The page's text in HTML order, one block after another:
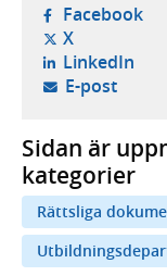
Facebook-
X- öppnas i
LinkedIn-
E-post-
Sidan är
kategorier
Rättsliga